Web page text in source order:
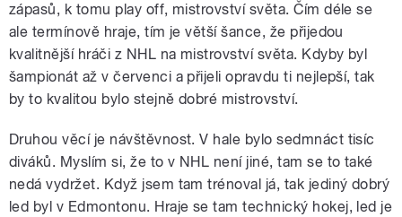
zápasů, k tomu play off, mistrovství světa. Čím déle se
ale termínově hraje, tím je větší šance, že přijedou
kvalitnější hráči z NHL na mistrovství světa. Kdyby byl
šampionát až v červenci a přijeli opravdu ti nejlepší, tak
by to kvalitou bylo stejně dobré mistrovství.
Druhou věcí je návštěvnost. V hale bylo sedmnáct tisíc
diváků. Myslím si, že to v NHL není jiné, tam se to také
nedá vydržet. Když jsem tam trénoval já, tak jediný dobrý
led byl v Edmontonu. Hraje se tam technický hokej, led je